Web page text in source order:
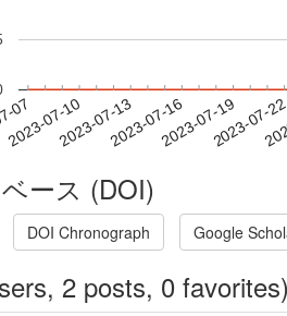
07
2023-07-102023-07-132023-07-162023-07-192023-07-
ース (DOI)
DOI Chronograph Google
2 posts, 0 favorites)